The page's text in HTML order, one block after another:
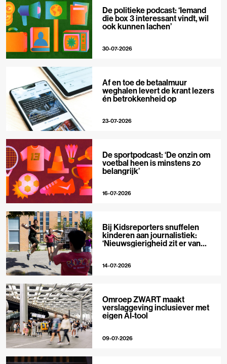
De politieke podcast: ‘Iemand
die box 3 interessant vindt, wil
ook kunnen lachen’
30-07-2026
Af en toe de betaalmuur
weghalen levert de krant lezers
én betrokkenheid op
23-07-2026
De sportpodcast: ‘De onzin om
voetbal heen is minstens zo
belangrijk’
16-07-2026
Bij Kidsreporters snuffelen
kinderen aan journalistiek:
‘Nieuwsgierigheid zit er van
14-07-2026
Omroep ZWART maakt
verslaggeving inclusiever met
eigen AI-tool
09-07-2026